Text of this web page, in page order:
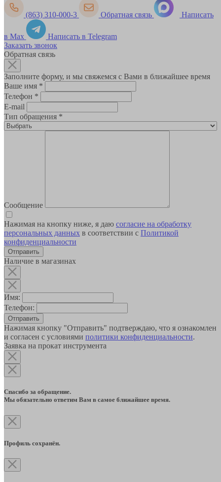
(863) 310-000-3 Обратная связь Написать
в Max
Написать в Telegram
Заказать звонок
Обратная связь
Заполните форму, и мы свяжемся с Вами в ближайшее время
Ваше имя *
Телефон *
E-mail
Тип обращения *
Сообщение
Нажимая на кнопку ниже, я даю согласие на обработку
персональных данных в соответствии с Политикой
конфиденциальности
Наличие в магазинах
Имя:
Телефон:
Отправить
Нажимая кнопку "Отправить" подтверждаю, что я ознакомлен
и согласен с условиями политики конфиденциальности.
Заявка на прокат инструмента
Спасибо за обращение.
Мы обязательно ответим Вам в самое ближайшее время.
Профиль сохранён.